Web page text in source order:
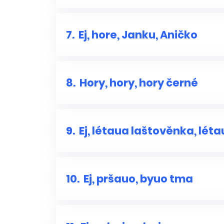
7. Ej, hore, Janku, Aničko
8. Hory, hory, hory černé
9. Ej, létaua laštověnka,
10. Ej, pršauo, byuo tma